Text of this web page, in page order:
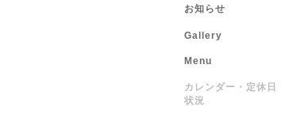
お知らせ
Gallery
Menu
カレンダー・定休日
状況